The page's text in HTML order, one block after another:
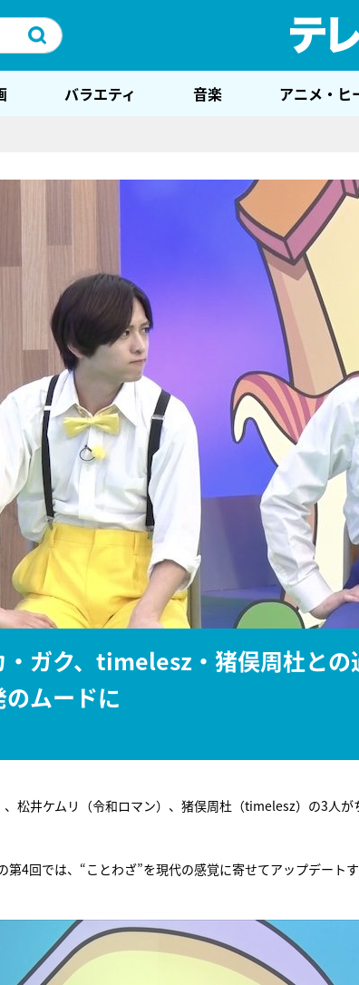
バラエティ 音楽 アニメ・ヒ
・ガク、timelesz・猪俣周杜と
ムードに
松井ケムリ（令和ロマン）、猪俣周杜（timelesz）の3人
第4回では、“ことわざ”を現代の感覚に寄せてアップデート